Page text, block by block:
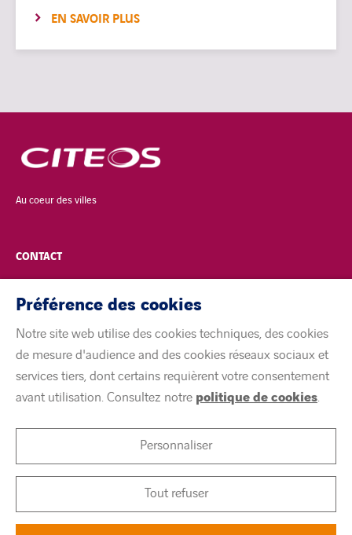
EN SAVOIR PLUS
Au coeur des villes
CONTACT
POLITIQUE DE CONFIDENTIALITÉ
MENTIONS LÉGALES
ACCESSIBILITÉ
linkedin
Préférence des cookies
Notre site web utilise des cookies techniques, des cookies
de mesure d'audience and des cookies réseaux sociaux et
services tiers, dont certains requièrent votre consentement
avant utilisation. Consultez notre politique de cookies.
Personnaliser
Tout refuser